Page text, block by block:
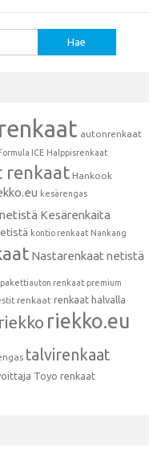
autonrenkaat
ICE Halppisrenkaat
renkaat Hankook
kesärengas
Kesärenkaita
kontio renkaat Nankang
Nastarenkaat netistä
pakettiauton renkaat premium
renkaat renkaat halvalla
riekko riekko.eu
talvirenkaat
Toyo renkaat